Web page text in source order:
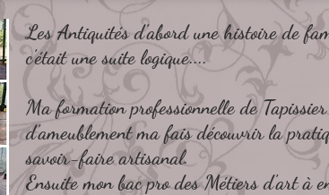
Les Antiquités d'abord une histoire de
c'était une suite logique....
Ma formation professionnelle de
d'ameublement ma fais découvrir la
savoir-faire artisanal.
Ensuite mon bac pro des Métiers d'art à